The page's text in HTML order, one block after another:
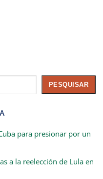
PESQUISAR
para presionar por un
a la reelección de Lula en